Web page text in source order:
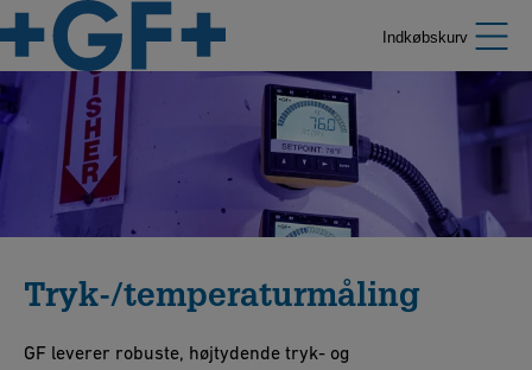
Indkøbskurv
Tryk-/temperaturmåling
GF leverer robuste, højtydende tryk- og